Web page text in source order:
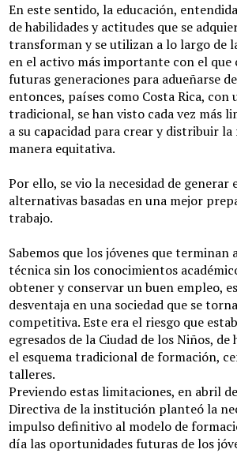
En este sentido, la educación,
de habilidades y actitudes que se
transforman y se utilizan a lo largo de
en el activo más importante con el que
futuras generaciones para adueñarse
entonces, países como Costa Rica, con
tradicional, se han visto cada vez más
a su capacidad para crear y distribuir la
manera equitativa.
Por ello, se vio la necesidad de generar
alternativas basadas en una mejor
trabajo.
Sabemos que los jóvenes que
técnica sin los conocimientos
obtener y conservar un buen empleo,
desventaja en una sociedad que se
competitiva. Este era el riesgo que
egresados de la Ciudad de los Niños,
el esquema tradicional de formación,
talleres.
Previendo estas limitaciones, en abril
Directiva de la institución planteó la
impulso definitivo al modelo de
día las oportunidades futuras de los